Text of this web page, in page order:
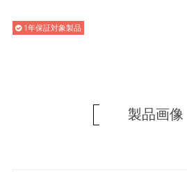
1年保証対象製品
製品画像